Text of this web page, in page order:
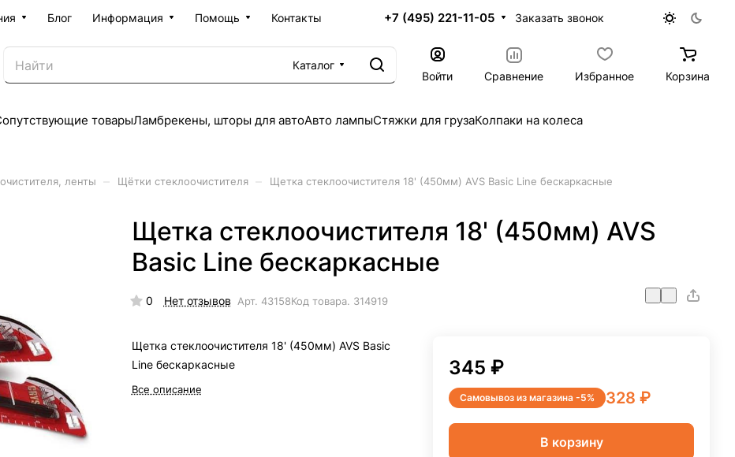
Блог Информация Помощь Контакты +7 (495) 221-11-05 Заказать звонок
Каталог
Войти
Сравнение Избранное Корзина
товарыЛамбрекены, шторы для автоАвто лампыСтяжки для грузаКолпаки на колеса
ленты Щётки стеклоочистителя Щетка стеклоочистителя 18' (450мм) AVS Basic Line бескаркасные
Щетка стеклоочистителя 18' (450мм) AVS
Basic Line бескаркасные
0 Нет отзывов Арт. 43158Код товара. 314919
Щетка стеклоочистителя 18' (450мм) AVS Basic
Line бескаркасные
Все описание
345 ₽
Самовывоз из магазина -5% 328 ₽
В корзину